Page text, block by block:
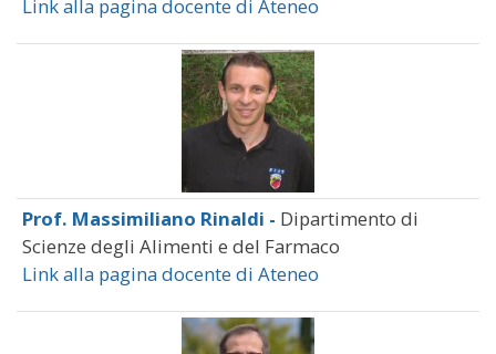
Link alla pagina docente di Ateneo
Prof. Massimiliano Rinaldi - Dipartimento di
Scienze degli Alimenti e del Farmaco
Link alla pagina docente di Ateneo